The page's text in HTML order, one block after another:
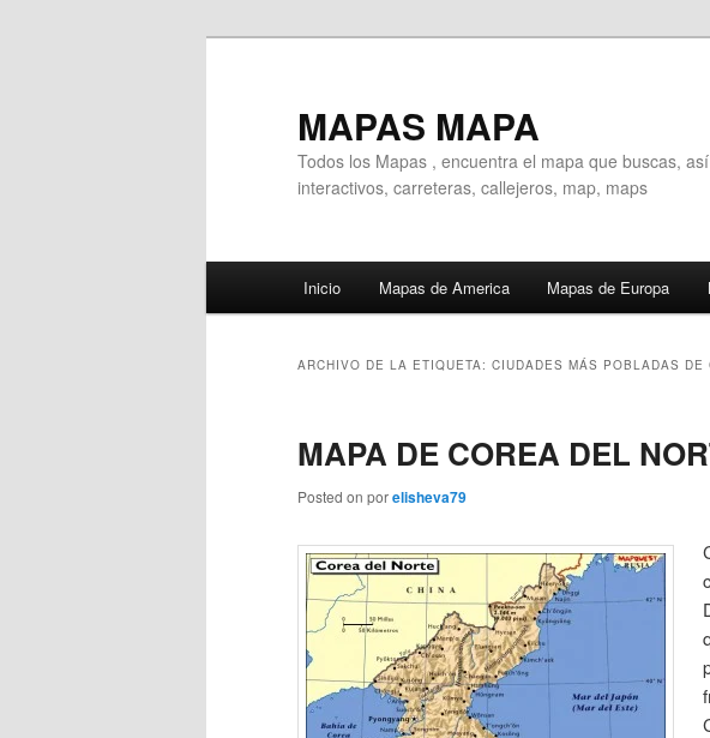
MAPAS MAPA
Todos los Mapas , encuentra el mapa que buscas,
interactivos, carreteras, callejeros, map, maps
Inicio Mapas de America Mapas de Europa
ARCHIVO DE LA ETIQUETA: CIUDADES MÁS POBLADAS DE
MAPA DE COREA DEL
Posted on porelisheva79